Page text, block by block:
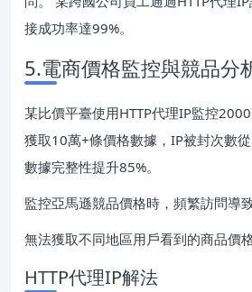
接成功率達99%。
5.電商價格監控與競品分
某比價平臺使用HTTP代理IP監控
獲取10萬+條價格數據，IP被封次數
數據完整性提升85%。
監控亞馬遜競品價格時，頻繁訪問導
無法獲取不同地區用戶看到的商品價
HTTP代理IP解法